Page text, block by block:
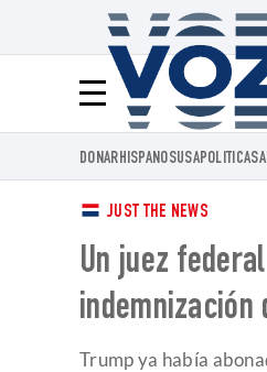
Menú
DONARHISPANOSUSAPOLITICA
JUST THE NEWS
Un juez
indemnización
Trump ya había